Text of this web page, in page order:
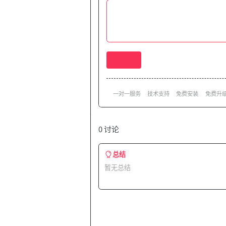
一对一服务 技术支持 免费安装 免费升
0 讨论
总结
暂无总结